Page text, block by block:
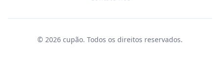
© 2026 cupão. Todos os direitos reservados.